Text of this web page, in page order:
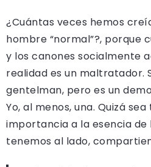
¿Cuántas veces hemos
hombre “normal”?, porque
y los canones socialmente
realidad es un maltratador.
gentelman, pero es un
Yo, al menos, una. Quizá
importancia a la esencia de
tenemos al lado,